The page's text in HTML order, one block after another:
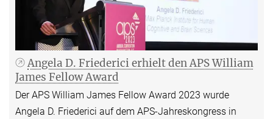
Angela D. Friederici erhielt den APS William
James Fellow Award
Der APS William James Fellow Award 2023 wurde
Angela D. Friederici auf dem APS-Jahreskongress in